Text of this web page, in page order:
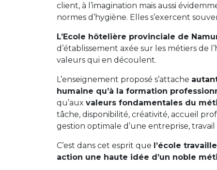
client, à l’imagination mais aussi
normes d’hygiène. Elles s’exercent
L’Ecole hôtelière provinciale de
d’établissement axée sur les métiers de
valeurs qui en découlent.
L’enseignement proposé s’attache
humaine qu’à la formation
qu’aux valeurs fondamentales du
tâche, disponibilité, créativité, accueil
gestion optimale d’une entreprise,
C’est dans cet esprit que l’école
action une haute idée d’un noble